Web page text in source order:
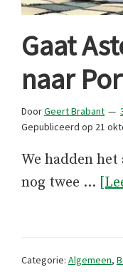
Gaat
naar
DoorGeert Brabant
Gepubliceerd op 21
We hadden
nog twee …
Categorie: Algemeen,